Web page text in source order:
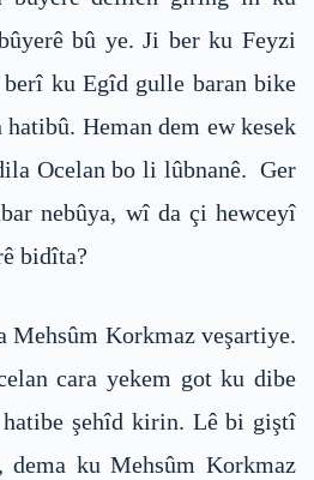
bû ye. Ji ber ku Feyzi
berî ku Egîd gulle baran bike
Heman dem ew kesek
Ocelan bo li lûbnanê. Ger
nebûya, wî da çi hewceyî
bidîta?
Mehsûm Korkmaz veşartiye.
cara yekem got ku dibe
şehîd kirin. Lê bi giştî
ku Mehsûm Korkmaz